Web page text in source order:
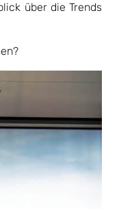
über die Trends